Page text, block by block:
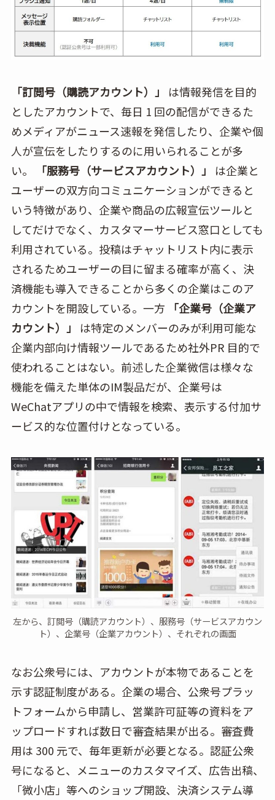
「訂閲号（購読アカウント）」
は情報発信を目的
としたアカウントで、毎日 1 回の配信ができるた
めメディアがニュース速報を発信したり、企業や個
人が宣伝をしたりするのに用いられることが多
い。
「服務号（サービスアカウント）」
は企業と
ユーザーの双方向コミュニケーションができると
いう特徴があり、企業や商品の広報宣伝ツールと
してだけでなく、カスタマーサービス窓口としても
利用されている。投稿はチャットリスト内に表示
されるためユーザーの目に留まる確率が高く、決
済機能も導入できることから多くの企業はこのア
カウントを開設している。一方
「企業号（企業ア
カウント）」
は特定のメンバーのみが利用可能な
企業内部向け情報ツールであるため社外PR 目的で
使われることはない。前述した企業微信は様々な
機能を備えた単体のIM製品だが、企業号は
WeChatアプリの中で情報を検索、表示する付加サ
ービス的な位置付けとなっている。
左から、訂閲号（購読アカウント）、服務号（サービスアカウン
ト）、企業号（企業アカウント）、それぞれの画面
なお公衆号には、アカウントが本物であることを
示す認証制度がある。企業の場合、公衆号プラッ
トフォームから申請し、営業許可証等の資料をア
ップロードすれば数日で審査結果が出る。審査費
用は 300 元で、毎年更新が必要となる。認証公衆
号になると、メニューのカスタマイズ、広告出稿、
「微小店」等へのショップ開設、決済システム導